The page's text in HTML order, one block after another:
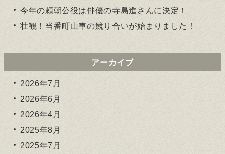
今年の頼朝公役は俳優の寺島進さんに決定！
壮観！当番町山車の競り合いが始まりました！
アーカイブ
2026年7月
2026年6月
2026年4月
2025年8月
2025年7月